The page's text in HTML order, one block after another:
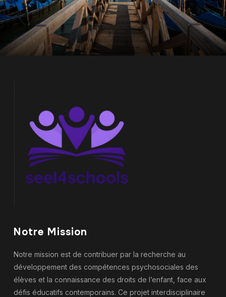
Notre Mission
Notre mission est de contribuer par la recherche au
développement des compétences psychosociales des
élèves et la connaissance des droits de l’enfant, face aux
défis éducatifs contemporains. Ce projet interdisciplinaire